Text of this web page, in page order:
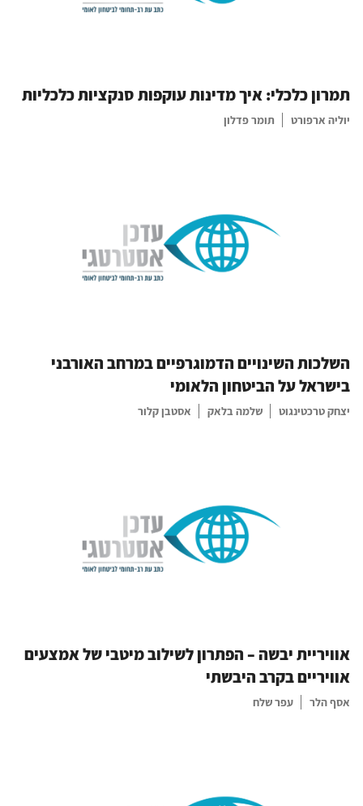
תמרון כלכלי: איך מדינות עוקפות סנקציות כלכליות
יוליה ארפורט תומר פדלון
השלכות השינויים הדמוגרפיים במרחב האורבני
בישראל על הביטחון הלאומי
יצחק טרכטינגוט שלמה בלאק אסטבן קלור
אוויריית יבשה – הפתרון לשילוב מיטבי של אמצעים
אוויריים בקרב היבשתי
אסף הלר עפר שלח